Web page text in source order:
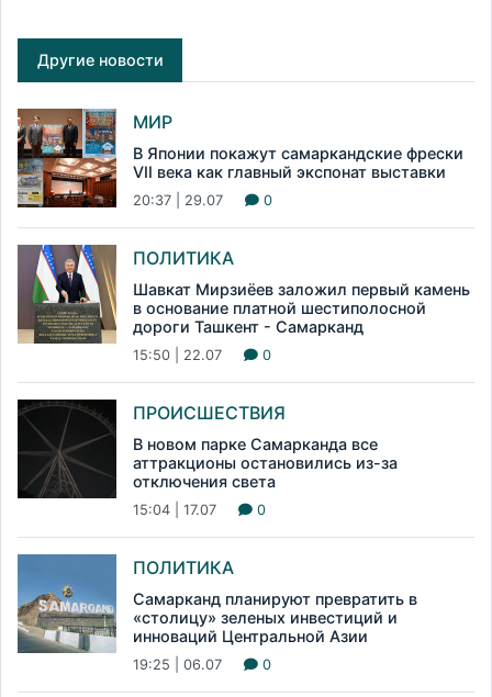
Другие новости
МИР
В Японии покажут самаркандские фрески
VII века как главный экспонат выставки
20:37 | 29.07 0
ПОЛИТИКА
Шавкат Мирзиёев заложил первый камень
в основание платной шестиполосной
дороги Ташкент - Самарканд
15:50 | 22.07 0
ПРОИСШЕСТВИЯ
В новом парке Самарканда все
аттракционы остановились из-за
отключения света
15:04 | 17.07 0
ПОЛИТИКА
Самарканд планируют превратить в
«столицу» зеленых инвестиций и
инноваций Центральной Азии
19:25 | 06.07 0